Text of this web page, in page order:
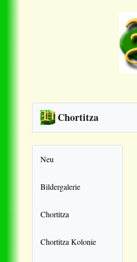
Chortitza
Neu
Bildergalerie
Chortitza
Chortitza Kolonie